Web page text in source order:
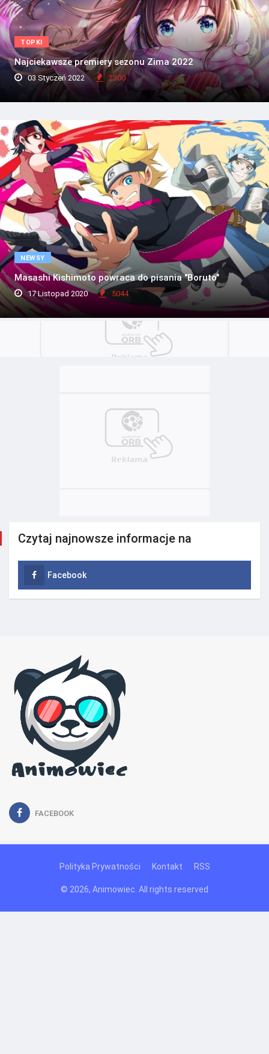
TOPKI
Najciekawsze premiery sezonu Zima 2022
03 Styczeń 2022 2300
NEWSY
Masashi Kishimoto powraca do pisania "Boruto"
17 Listopad 2020 5044
Czytaj najnowsze informacje na
Facebook
FACEBOOK
Polityka Prywatności Kontakt RSS
© 2026, Animowiec. All rights reserved